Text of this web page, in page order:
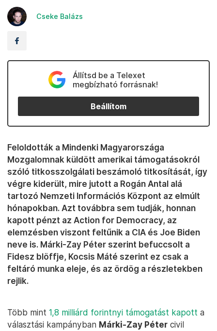
Cseke Balázs
Állítsd be a Telexet
megbízható forrásnak!
Beállítom
Feloldották a Mindenki Magyarországa
Mozgalomnak küldött amerikai támogatásokról
szóló titkosszolgálati beszámoló titkosítását, így
végre kiderült, mire jutott a Rogán Antal alá
tartozó Nemzeti Információs Központ az elmúlt
hónapokban. Azt továbbra sem tudják, honnan
kapott pénzt az Action for Democracy, az
elemzésben viszont feltűnik a CIA és Joe Biden
neve is. Márki-Zay Péter szerint befuccsolt a
Fidesz blöffje, Kocsis Máté szerint ez csak a
feltáró munka eleje, és az ördög a részletekben
rejlik.
Több mint 1,8 milliárd forintnyi támogatást kapott a
választási kampányban Márki-Zay Péter civil